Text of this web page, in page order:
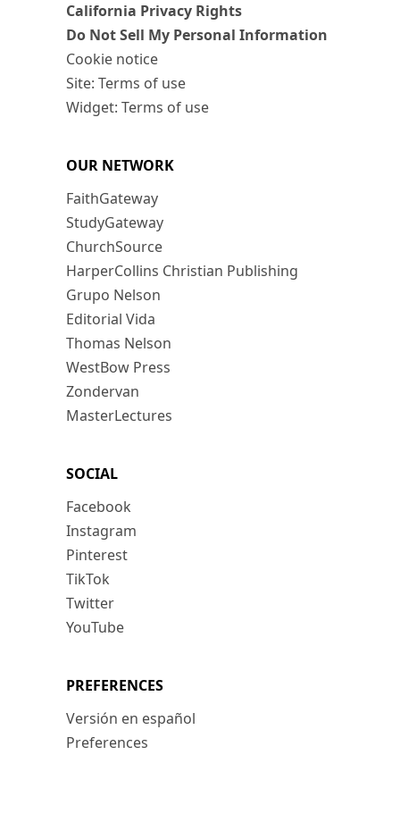
California Privacy Rights
Do Not Sell My Personal Information
Cookie notice
Site: Terms of use
Widget: Terms of use
OUR NETWORK
FaithGateway
StudyGateway
ChurchSource
HarperCollins Christian Publishing
Grupo Nelson
Editorial Vida
Thomas Nelson
WestBow Press
Zondervan
MasterLectures
SOCIAL
Facebook
Instagram
Pinterest
TikTok
Twitter
YouTube
PREFERENCES
Versión en español
Preferences